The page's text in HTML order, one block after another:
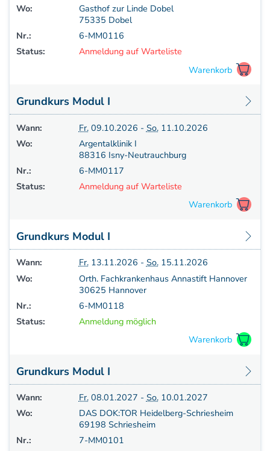
Kinesio-Sport-Taping
PNE - Pain Neuroscience Education
Wo:
Gasthof zur Linde Dobel
75335 Dobel
Nr.:
6-MM0116
Status:
Anmeldung auf Warteliste
Grundkurs Modul I
Wann: Fr.09.10.2026 - So.11.10.2026
Wo:
Argentalklinik I
88316 Isny-Neutrauchburg
Nr.:
6-MM0117
Status:
Anmeldung auf Warteliste
Grundkurs Modul I
Wann: Fr.13.11.2026 - So.15.11.2026
Wo:
Orth. Fachkrankenhaus Annastift Hannover
30625 Hannover
Nr.:
6-MM0118
Status:
Anmeldung möglich
Grundkurs Modul I
Wann: Fr.08.01.2027 - So.10.01.2027
Wo:
DAS DOK:TOR Heidelberg-Schriesheim
69198 Schriesheim
Nr.:
7-MM0101